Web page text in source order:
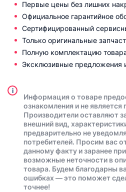
Первые цены без лишних
Официальное гарантийное
Сертифицированный
Только оригинальные
Полную комплектацию
Эксклюзивные предложения
i
Информация о товаре
ознакомления и не является
Производители оставляют
внешний вид,
предварительно не
потребителей. Просим вас
данному факту и заранее
возможные неточности в
товара. Будем благодарны
ошибках — это поможет
точнее!